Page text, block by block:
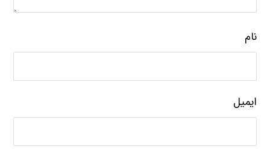
نام
ایمیل